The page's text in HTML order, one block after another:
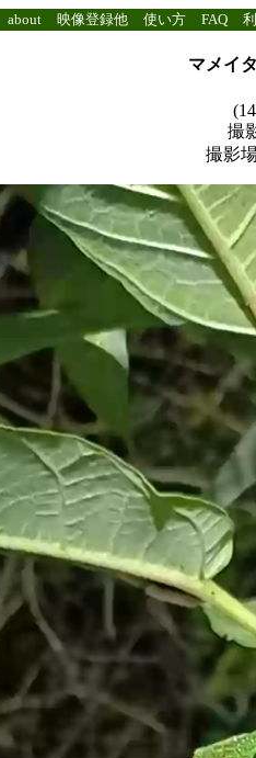
about 映像登録他 使い方 FAQ
マメイ
撮
撮影